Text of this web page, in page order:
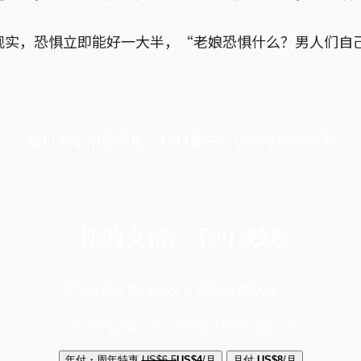
，恐惧立即能好一大半，“老娘恐惧什么？男人们自